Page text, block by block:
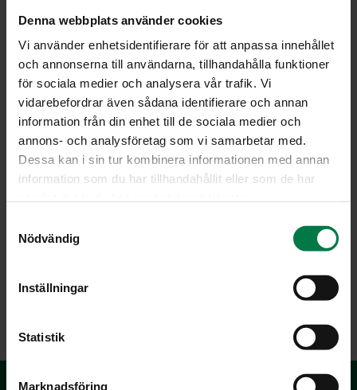
Denna webbplats använder cookies
Vi använder enhetsidentifierare för att anpassa innehållet
och annonserna till användarna, tillhandahålla funktioner
för sociala medier och analysera vår trafik. Vi
vidarebefordrar även sådana identifierare och annan
information från din enhet till de sociala medier och
annons- och analysföretag som vi samarbetar med.
Dessa kan i sin tur kombinera informationen med annan
information som du har tillhandahållit eller som de har
Nödvändig
Inställningar
Statistik
Marknadsföring
LATAA